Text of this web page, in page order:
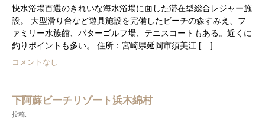
快水浴場百選のきれいな海水浴場に面した滞在型総合レジャー施
設。 大型滑り台など遊具施設を完備したビーチの森すみえ、フ
ァミリー水族館、パターゴルフ場、テニスコートもある。近くに
釣りポイントも多い。 住所：宮崎県延岡市須美江 […]
コメントなし
下阿蘇ビーチリゾート浜木綿村
投稿: